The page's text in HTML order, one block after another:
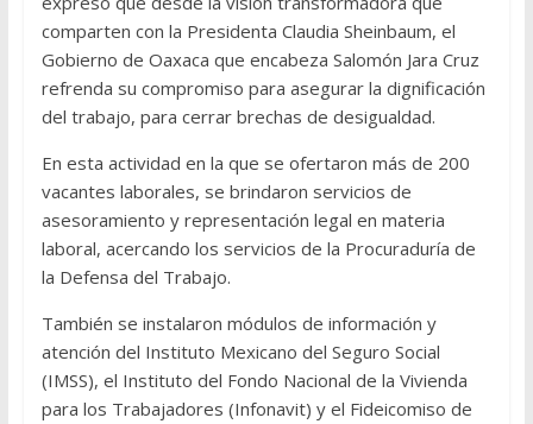
comparten con la Presidenta Claudia Sheinbaum, el
Gobierno de Oaxaca que encabeza Salomón Jara Cruz
refrenda su compromiso para asegurar la dignificación
del trabajo, para cerrar brechas de desigualdad.
En esta actividad en la que se ofertaron más de 200
vacantes laborales, se brindaron servicios de
asesoramiento y representación legal en materia
laboral, acercando los servicios de la Procuraduría de
la Defensa del Trabajo.
También se instalaron módulos de información y
atención del Instituto Mexicano del Seguro Social
(IMSS), el Instituto del Fondo Nacional de la Vivienda
para los Trabajadores (Infonavit) y el Fideicomiso de